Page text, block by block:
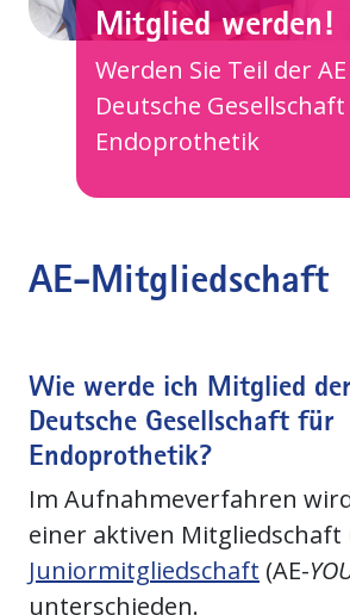
Mitglied werden!
Werden Sie Teil der AE
Deutsche
Endoprothetik
AE-Mitgliedschaft
Wie werde ich Mitglied
Deutsche Gesellschaft für
Endoprothetik?
Im Aufnahmeverfahren
einer aktiven
Juniormitgliedschaft (AE-
unterschieden.